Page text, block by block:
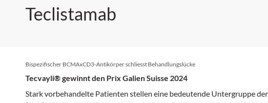
Teclistamab
Bispezifischer BCMAxCD3-Antikörper schliesst Behandlungslücke
Tecvayli® gewinnt den Prix Galien Suisse 2024
Stark vorbehandelte Patienten stellen eine bedeutende Untergruppe